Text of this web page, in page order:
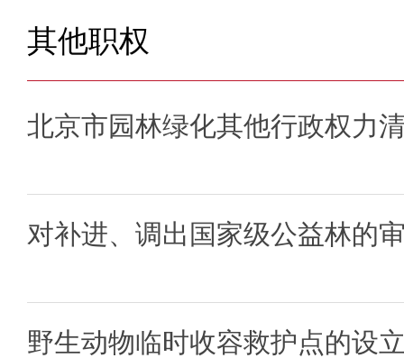
其他职权
北京市园林绿化其他行政权力
对补进、调出国家级公益林的
野生动物临时收容救护点的设